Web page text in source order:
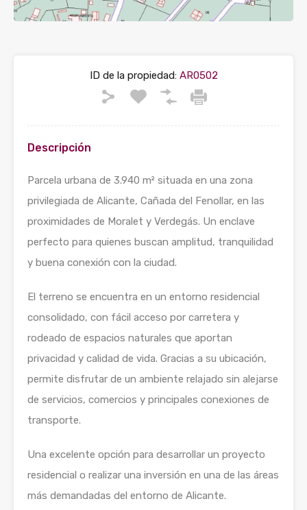
ID de la propiedad:AR0502
Descripción
Parcela urbana de 3.940 m² situada en una zona
privilegiada de Alicante, Cañada del Fenollar, en las
proximidades de Moralet y Verdegás. Un enclave
perfecto para quienes buscan amplitud, tranquilidad
y buena conexión con la ciudad.
El terreno se encuentra en un entorno residencial
consolidado, con fácil acceso por carretera y
rodeado de espacios naturales que aportan
privacidad y calidad de vida. Gracias a su ubicación,
permite disfrutar de un ambiente relajado sin alejarse
de servicios, comercios y principales conexiones de
transporte.
Una excelente opción para desarrollar un proyecto
residencial o realizar una inversión en una de las áreas
más demandadas del entorno de Alicante.